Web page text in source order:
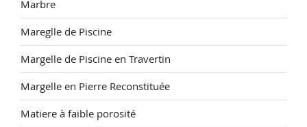
Marbre
Mareglle de Piscine
Margelle de Piscine en Travertin
Margelle en Pierre Reconstituée
Matiere à faible porosité